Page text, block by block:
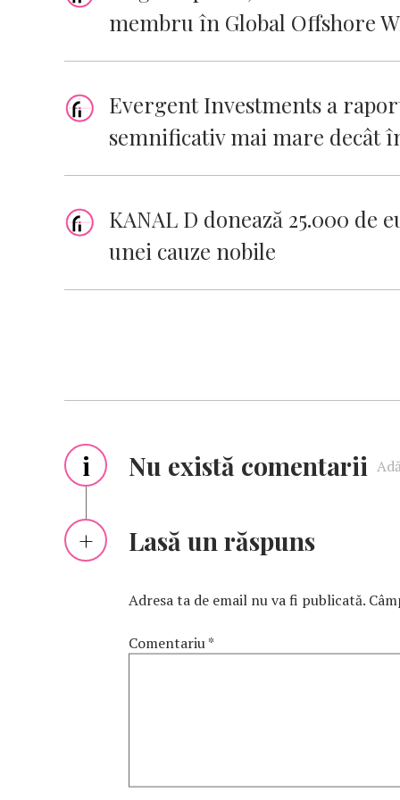
membru în Global Offshore
Evergent Investments a
semnificativ mai mare decât
KANAL D donează 25.000 de
unei cauze nobile
i Nu există comentarii
Lasă un răspuns
Adresa ta de email nu va fi publicată.
Comentariu*